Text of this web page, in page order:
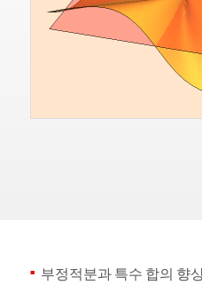
부정적분과 특수 합의 향